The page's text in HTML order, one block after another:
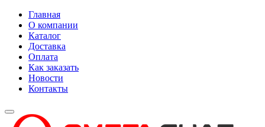
Главная
О компании
Каталог
Доставка
Оплата
Как заказать
Новости
Контакты